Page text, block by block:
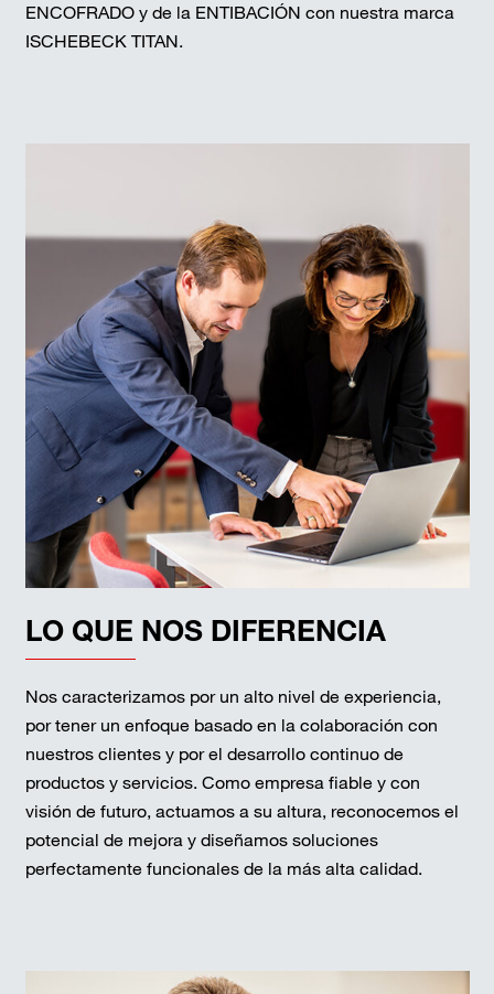
ENCOFRADO y de la ENTIBACIÓN con nuestra marca
ISCHEBECK TITAN.
LO QUE NOS DIFERENCIA
Nos caracterizamos por un alto nivel de experiencia,
por tener un enfoque basado en la colaboración con
nuestros clientes y por el desarrollo continuo de
productos y servicios. Como empresa fiable y con
visión de futuro, actuamos a su altura, reconocemos el
potencial de mejora y diseñamos soluciones
perfectamente funcionales de la más alta calidad.